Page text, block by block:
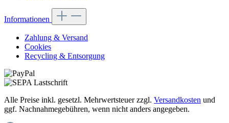
Informationen
Zahlung & Versand
Cookies
Recycling & Entsorgung
Alle Preise inkl. gesetzl. Mehrwertsteuer zzgl. Versandkosten und
ggf. Nachnahmegebühren, wenn nicht anders angegeben.